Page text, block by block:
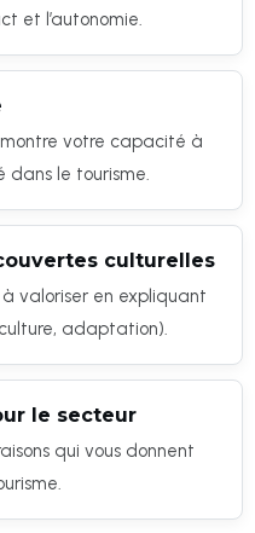
et l’autonomie.
votre capacité à
dans le tourisme.
culturelles
à valoriser en expliquant
adaptation).
le secteur
qui vous donnent